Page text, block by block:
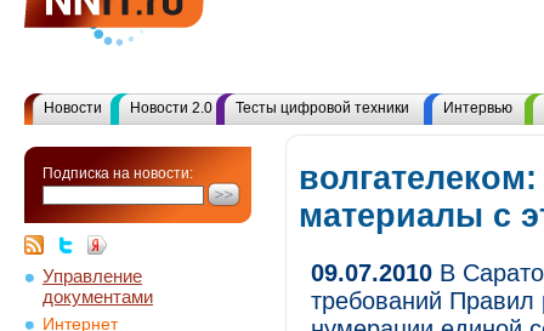
Новости Новости 2.0 Тесты цифровой техники Интервью
Подписка на новости:
Управление
документами
Интернет
волгателеком:
материалы с
09.07.2010 В
требований Правил